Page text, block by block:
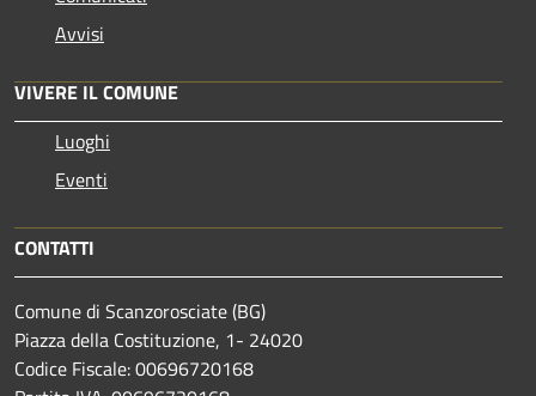
Avvisi
VIVERE IL COMUNE
Luoghi
Eventi
CONTATTI
Comune di Scanzorosciate (BG)
Piazza della Costituzione, 1- 24020
Codice Fiscale: 00696720168